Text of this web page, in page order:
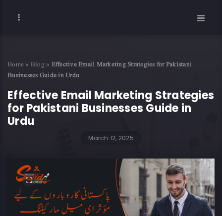
Home » Blog » Effective Email Marketing Strategies for Pakistani
Businesses Guide in Urdu
Effective Email Marketing Strategies
for Pakistani Businesses Guide in
Urdu
March 12, 2025